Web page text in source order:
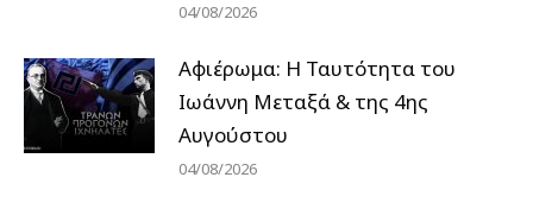
04/08/2026
Αφιέρωμα: Η Ταυτότητα του
Ιωάννη Μεταξά & της 4ης
Αυγούστου
04/08/2026